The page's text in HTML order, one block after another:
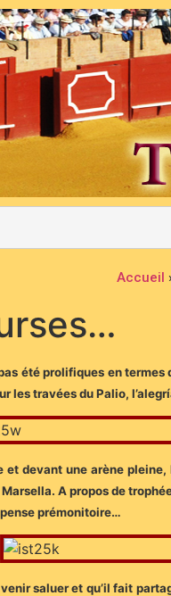
Accueil
été prolifiques en
les travées du Palio,
devant une arène
A propos de
prémonitoire…
saluer et qu’il fait